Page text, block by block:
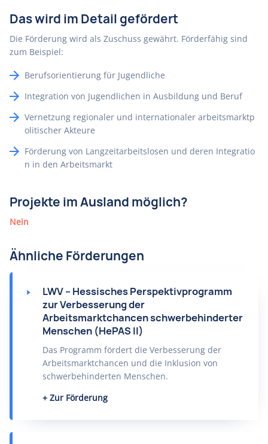
Das wird im Detail gefördert
Die Förderung wird als Zuschuss gewährt. Förderfähig sind
zum Beispiel:
Berufsorientierung für Jugendliche
Integration von Jugendlichen in Ausbildung und Beruf
Vernetzung regionaler und internationaler arbeitsmarktp
olitischer Akteure
Förderung von Langzeitarbeitslosen und deren Integratio
n in den Arbeitsmarkt
Projekte im Ausland möglich?
Nein
Ähnliche Förderungen
LWV – Hessisches Perspektivprogramm
zur Verbesserung der
Arbeitsmarktchancen schwerbehinderter
Menschen (HePAS II)
Das Programm fördert die Verbesserung der
Arbeitsmarktchancen und die Inklusion von
schwerbehinderten Menschen.
Zur Förderung